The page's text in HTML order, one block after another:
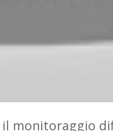
monitoraggio